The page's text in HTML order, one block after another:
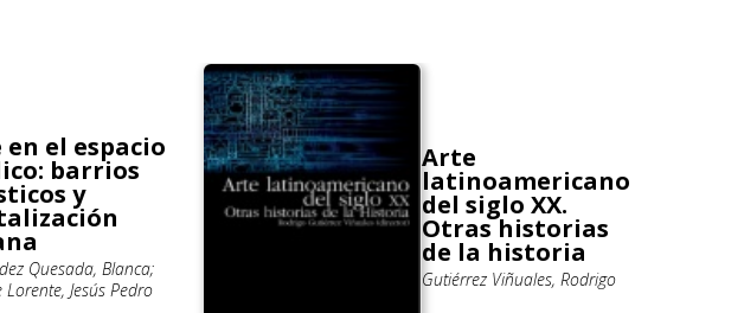
el espacio
barrios
y
Quesada, Blanca;
Lorente, Jesús Pedro
Arte
latinoamericano
del siglo XX.
Otras historias
de la historia
Gutiérrez Viñuales, Rodrigo